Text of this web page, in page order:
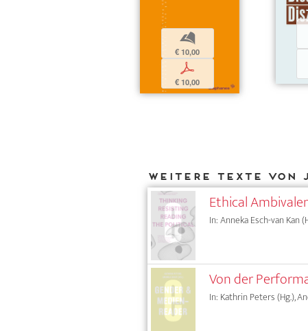
b
€ 10,00
p
€ 10,00
Weitere Texte von
Ethical
In: Anneka Esch-van Kan
Von der
In: Kathrin Peters (Hg.),